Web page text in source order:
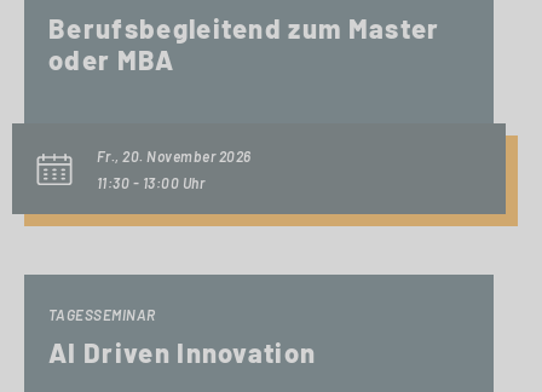
Berufsbegleitend zum Master
oder MBA
Fr., 20. November 2026
11:30 - 13:00 Uhr
TAGESSEMINAR
AI Driven Innovation